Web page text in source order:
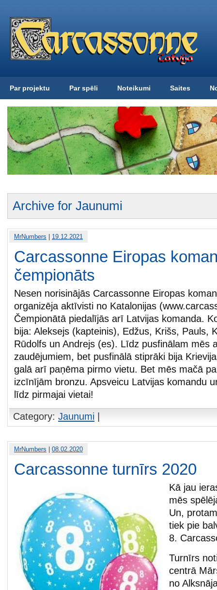
Par projektu Par spēli Noteikumi Saites
Archive for Jaunumi
MrNumbers 19.12.2021
Carcassonne Eiropas
čempionāts
Nesen norisinājās Carcassonne Eiropas
organizēja aktīvisti no Katalonijas
Čempionātā piedalījās arī Latvijas komanda.
bija: Aleksejs (kapteinis), Edžus, Krišs, Pauls,
Rūdolfs un Andrejs (es). Līdz pusfinālam mēs
zaudējumiem, bet pusfinālā stiprāki bija
galā arī paņēma pirmo vietu. Bet mēs mačā
izcīnījām bronzu. Apsveicu Latvijas komandu
līdz pirmajai vietai!
Category: Jaunumi
MrNumbers 08.02.2020
Carcassonne turnīrs 2020
Kā jau
mēs
Un,
tiek pie
8.
Turnīrs
centrā
no